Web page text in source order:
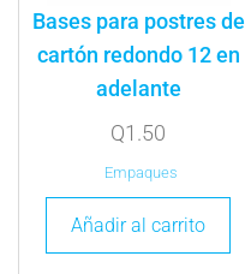
Bases para postres de
cartón redondo 12 en
adelante
Q1.50
Empaques
Añadir al carrito